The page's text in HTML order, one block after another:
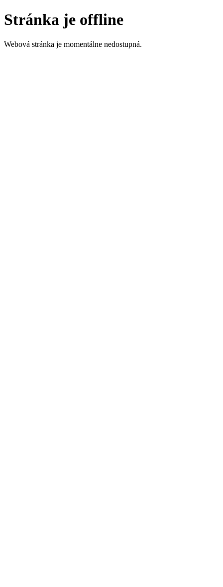
Stránka je offline
Webová stránka je momentálne nedostupná.